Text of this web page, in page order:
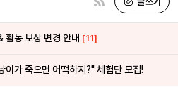
활동 보상 변경 안내 [11]
이가 죽으면 어떡하지?" 체험단 모집!